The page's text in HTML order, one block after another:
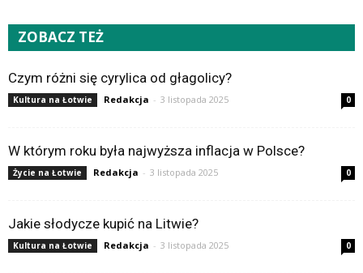
ZOBACZ TEŻ
Czym różni się cyrylica od głagolicy?
Kultura na Łotwie Redakcja - 3 listopada 2025 0
W którym roku była najwyższa inflacja w Polsce?
Życie na Łotwie Redakcja - 3 listopada 2025 0
Jakie słodycze kupić na Litwie?
Kultura na Łotwie Redakcja - 3 listopada 2025 0